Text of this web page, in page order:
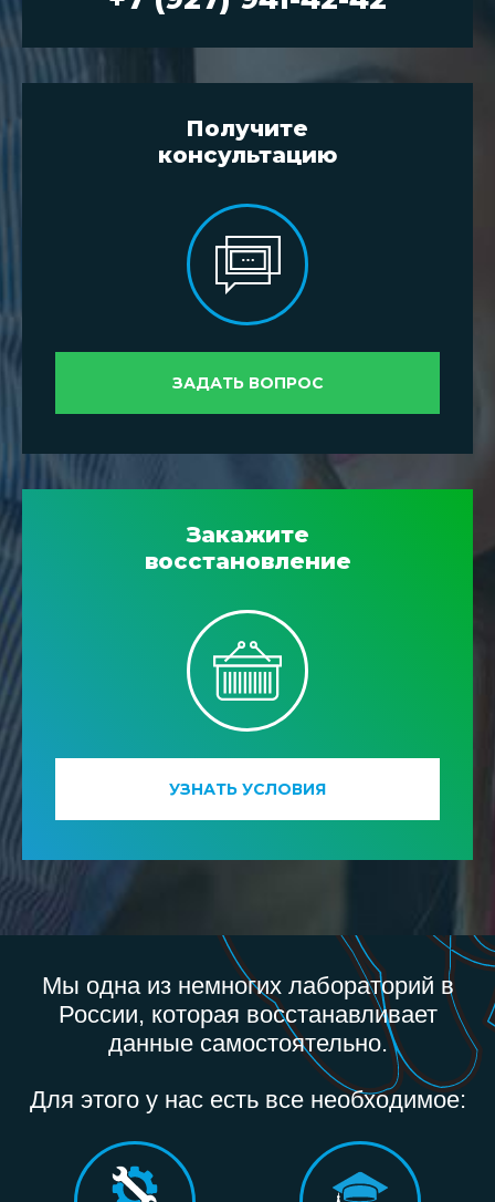
Получите
консультацию
ЗАДАТЬ ВОПРОС
Закажите
восстановление
УЗНАТЬ УСЛОВИЯ
Мы одна из немногих лабораторий в
России, которая восстанавливает
данные самостоятельно.
Для этого у нас есть все необходимое: